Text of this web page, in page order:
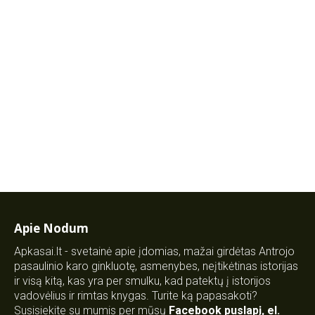
Apie Nodum
Apkasai.lt - svetainė apie įdomias, mažai girdėtas Antrojo
pasaulinio karo ginkluotę, asmenybes, neįtikėtinas istorijas
ir visą kitą, kas yra per smulku, kad patektų į istorijos
vadovėlius ir rimtas knygas. Turite ką papasakoti?
Susisiekite su mumis per mūsų Facebook puslapį, el.